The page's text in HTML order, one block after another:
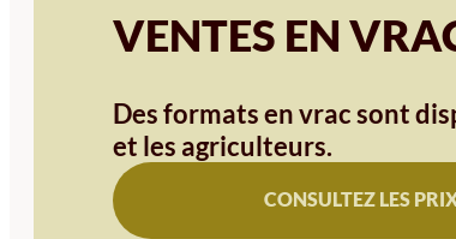
VENTES EN
Des formats en vrac sont
et les agriculteurs.
CONSULTEZ LES